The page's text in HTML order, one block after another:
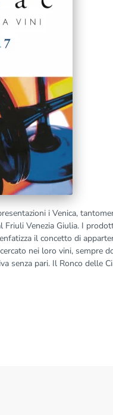
i Venica,
Friuli Venezia Giulia. I
il concetto di
nei loro vini, sempre
senza pari. Il Ronco delle